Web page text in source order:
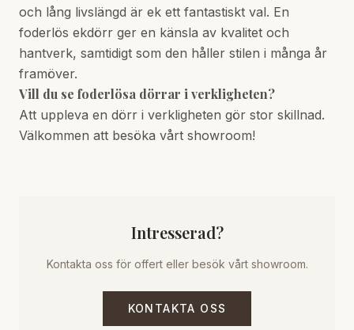
och lång livslängd är ek ett fantastiskt val. En
foderlös ekdörr ger en känsla av kvalitet och
hantverk, samtidigt som den håller stilen i många år
framöver.
Vill du se foderlösa dörrar i verkligheten?
Att uppleva en dörr i verkligheten gör stor skillnad.
Välkommen att besöka vårt showroom!
Intresserad?
Kontakta oss för offert eller besök vårt showroom.
KONTAKTA OSS